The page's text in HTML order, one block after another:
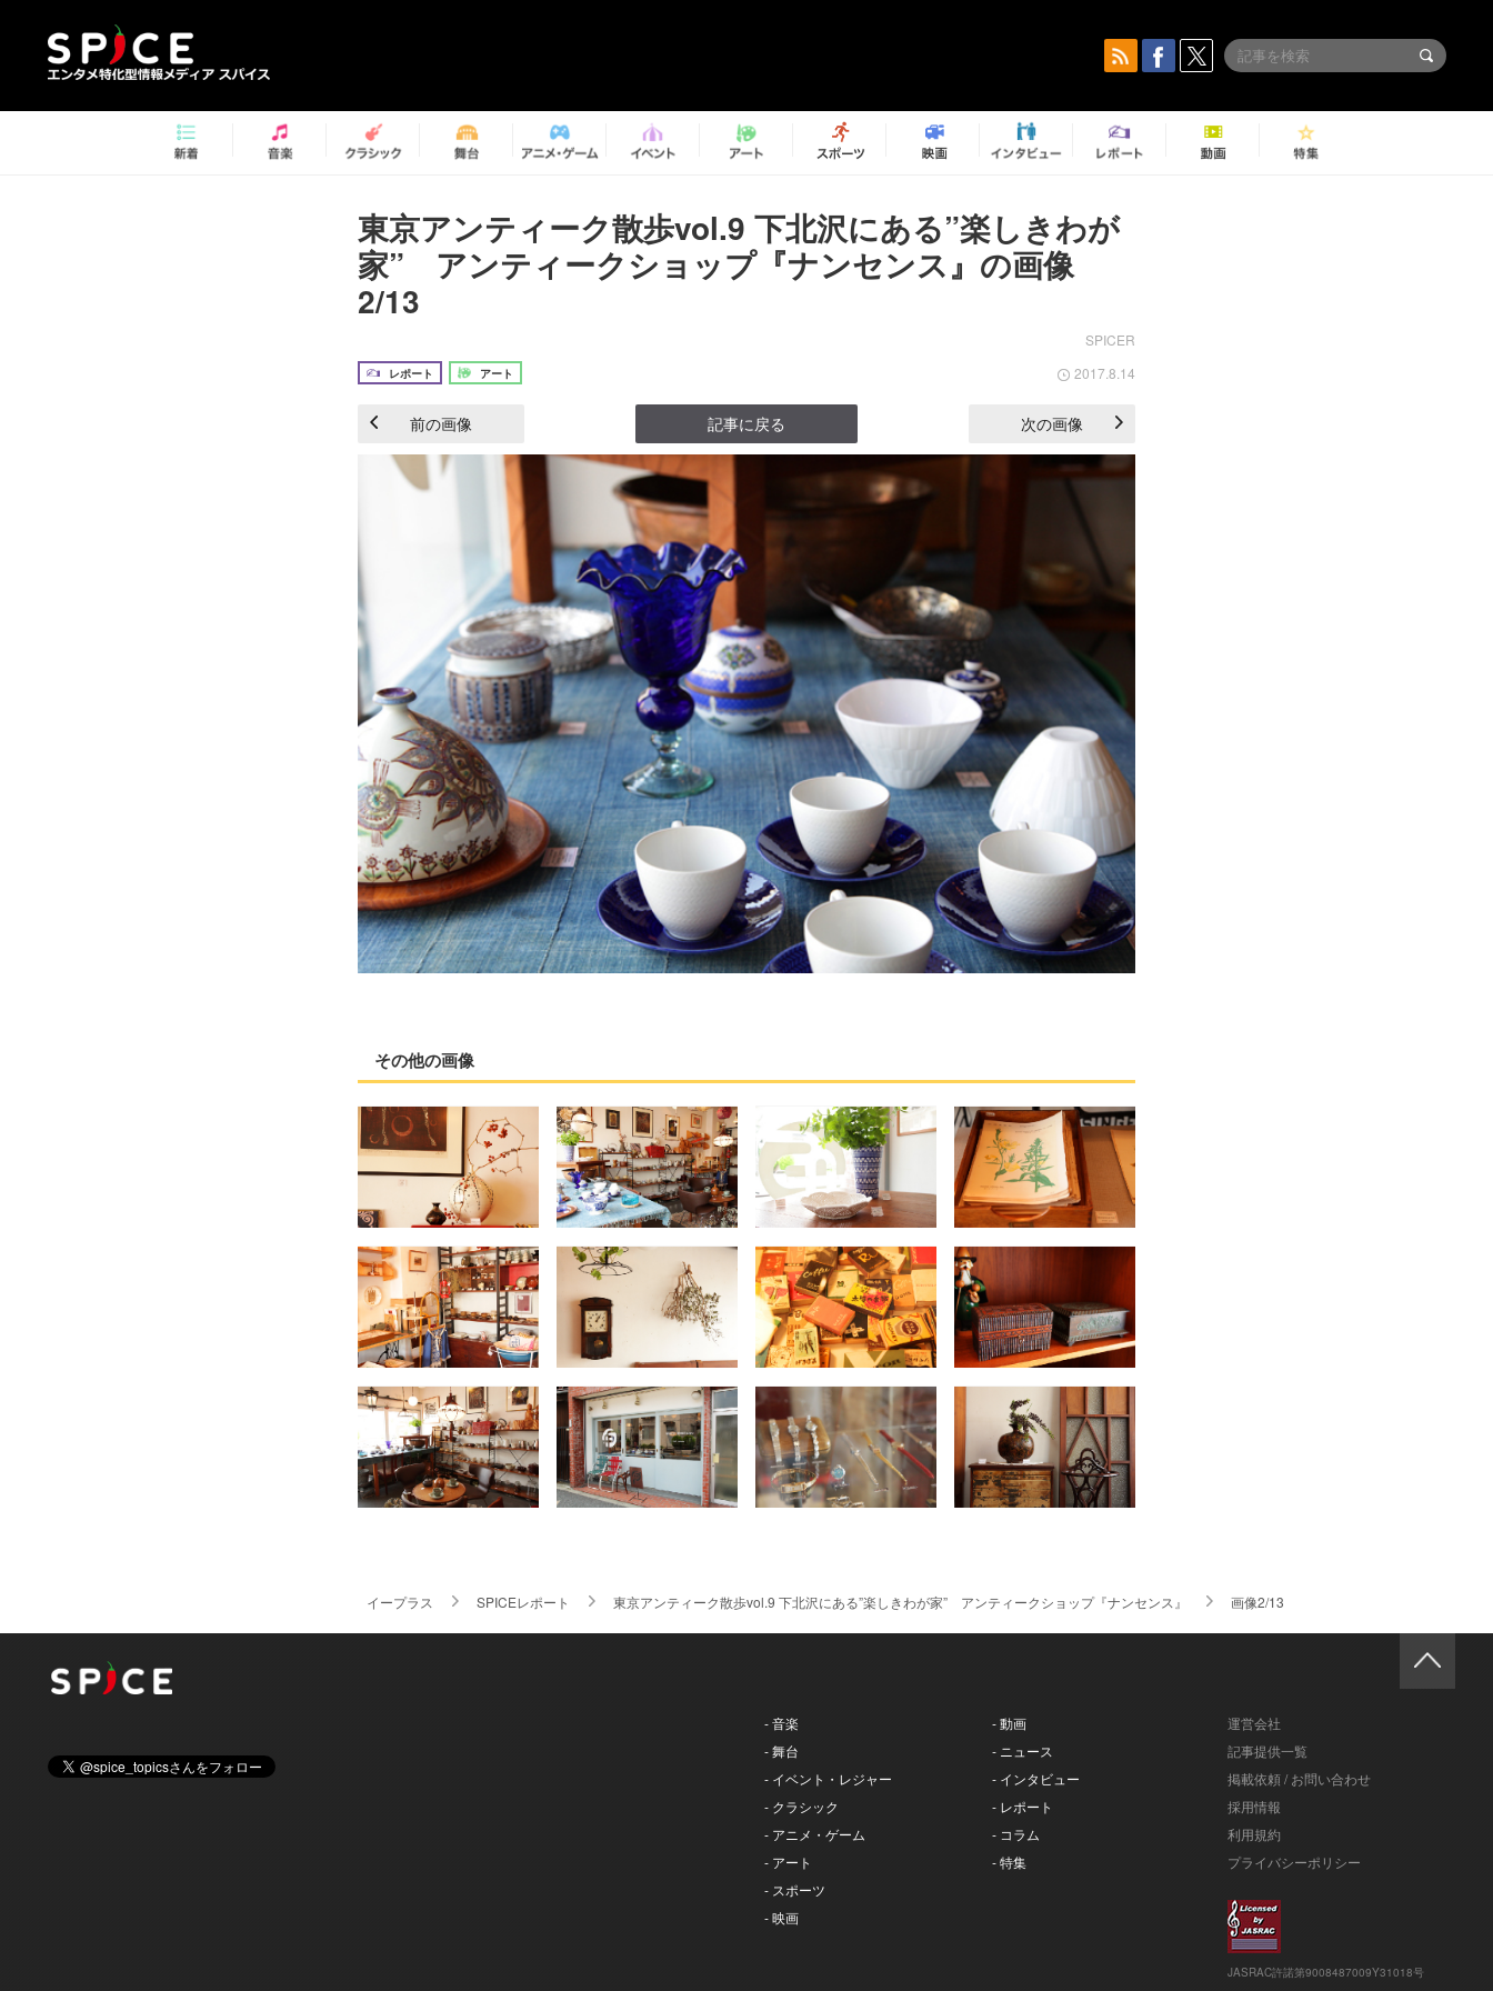
東京アンティーク散歩vol.9 下北沢にある”楽しきわが
家” アンティークショップ『ナンセンス』の画像
2/13
SPICER
レポート アート 2017.8.14
前の画像 記事に戻る 次の画像
その他の画像
イープラス SPICEレポート 東京アンティーク散歩vol.9 下北沢にある”楽しきわが家” アンティークショップ『ナンセンス』 画像2/13
- 音楽
- 舞台
- イベント・レジャー
- クラシック
- アニメ・ゲーム
- アート
- スポーツ
- 映画
- 動画
- ニュース
- インタビュー
- レポート
- コラム
- 特集
運営会社
記事提供一覧
掲載依頼 / お問い合わせ
採用情報
利用規約
プライバシーポリシー
JASRAC許諾第9008487009Y31018号